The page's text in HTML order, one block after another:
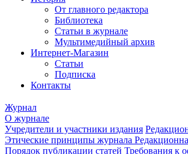
От главного редактора
Библиотека
Статьи в журнале
Мультимедийный архив
Интернет-Магазин
Статьи
Подписка
Контакты
Журнал
О журнале
Учредители и участники издания
Этические принципы журнала
Порядок публикации статей Требования к